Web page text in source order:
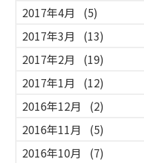
2017年4月
(5)
2017年3月
(13)
2017年2月
(19)
2017年1月
(12)
2016年12月
(2)
2016年11月
(5)
2016年10月
(7)